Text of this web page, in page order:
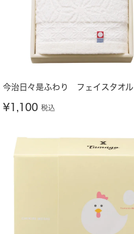
今治日々是ふわり フェイスタオル
¥1,100 税込